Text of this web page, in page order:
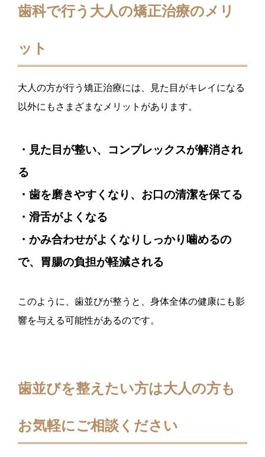
歯科で行う大人の矯正治療のメリ
ット
大人の方が行う矯正治療には、見た目がキレイになる
以外にもさまざまなメリットがあります。
・見た目が整い、コンプレックスが解消され
る
・歯を磨きやすくなり、お口の清潔を保てる
・滑舌がよくなる
・かみ合わせがよくなりしっかり噛めるの
で、胃腸の負担が軽減される
このように、歯並びが整うと、身体全体の健康にも影
響を与える可能性があるのです。
歯並びを整えたい方は大人の方も
お気軽にご相談ください